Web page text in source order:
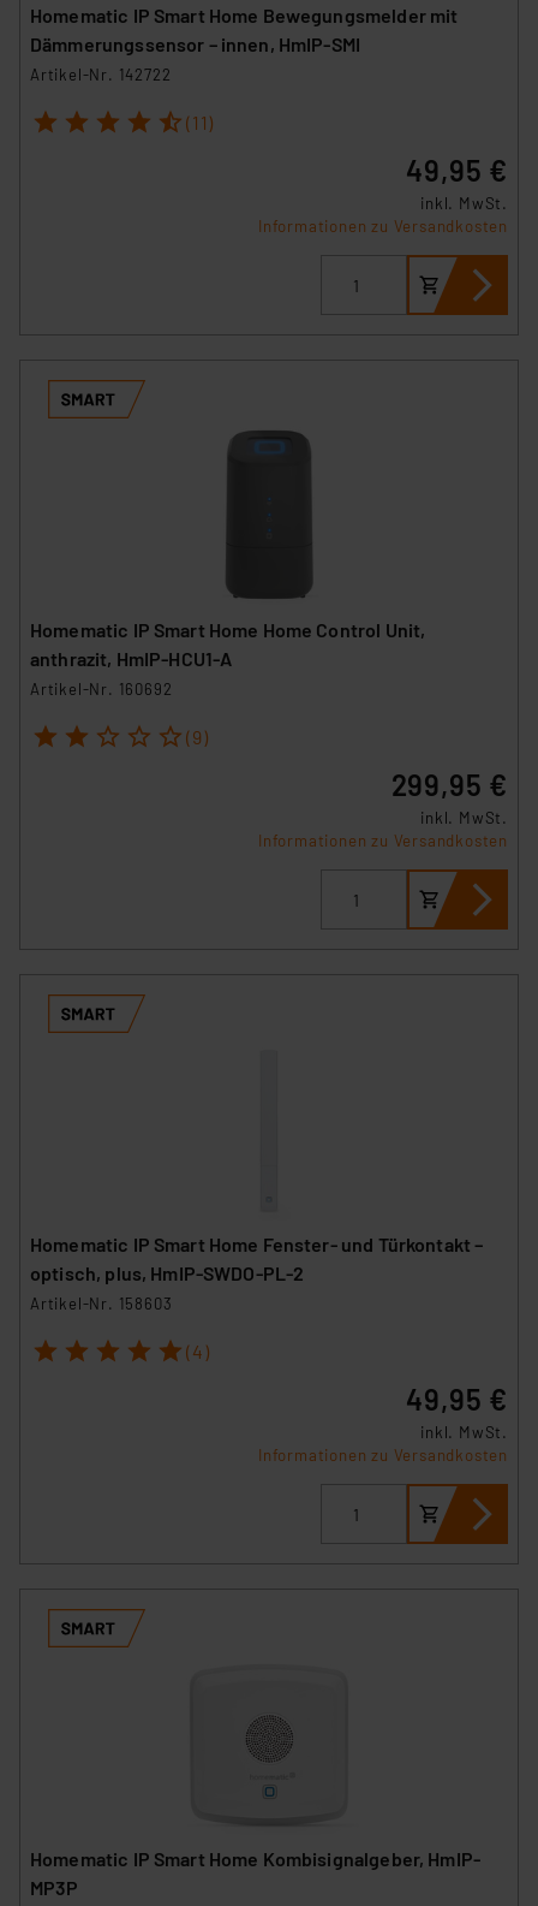
Homematic IP Smart Home Bewegungsmelder mit
Dämmerungssensor – innen, HmIP-SMI
Artikel-Nr. 142722
1 2 3 4 5 (11)
49,95 €
inkl. MwSt.
Informationen zu Versandkosten
Homematic IP Smart Home Home Control Unit,
anthrazit, HmIP-HCU1-A
Artikel-Nr. 160692
1 2 3 4 5 (9)
299,95 €
inkl. MwSt.
Informationen zu Versandkosten
Homematic IP Smart Home Fenster- und Türkontakt –
optisch, plus, HmIP-SWDO-PL-2
Artikel-Nr. 158603
1 2 3 4 5 (4)
49,95 €
inkl. MwSt.
Informationen zu Versandkosten
Homematic IP Smart Home Kombisignalgeber, HmIP-
MP3P